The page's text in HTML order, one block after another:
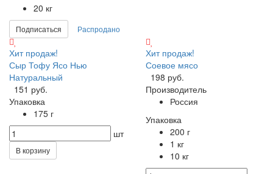
20 кг
Подписаться Распродано
Хит продаж!
Сыр Тофу Ясо Нью
Натуральный
151 руб.
Упаковка
175 г
шт
В корзину
Хит продаж!
Соевое мясо
198 руб.
Производитель
Россия
Упаковка
200 г
1 кг
10 кг